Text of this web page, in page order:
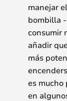
manejar
bombilla
consumir
añadir
más
es mucho
en